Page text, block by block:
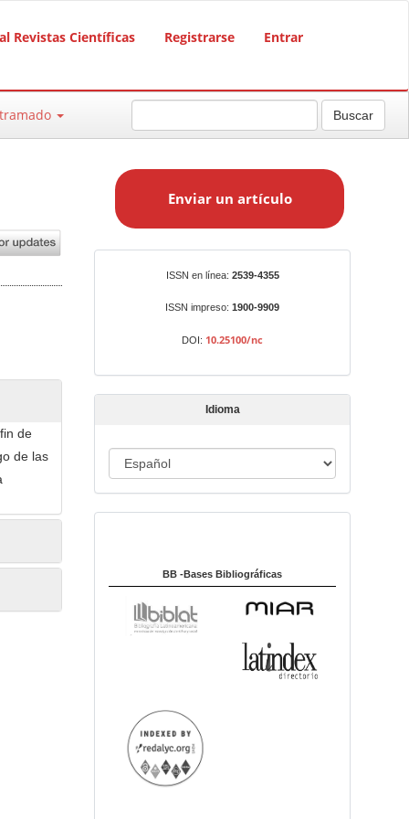
Revistas Científicas Registrarse Entrar
Buscar
de
de las
a
t
í
o
Enviar un artículo
ISSN en línea: 2539-4355
ISSN impreso: 1900-9909
DOI: 10.25100/nc
Idioma
d
a
BB -Bases Bibliográficas